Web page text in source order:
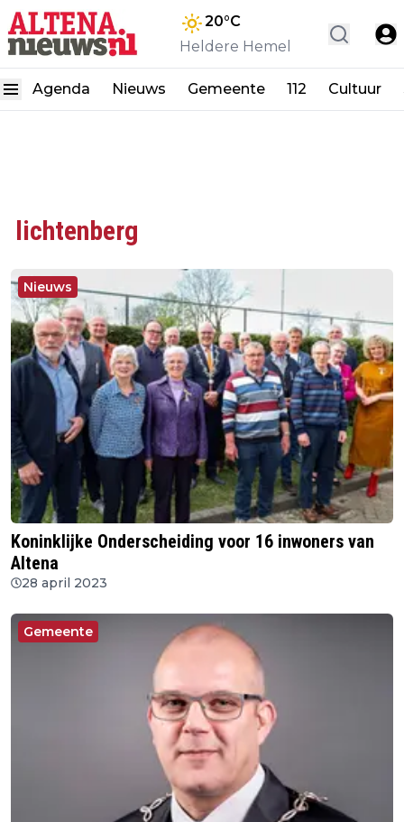
20°C
Heldere Hemel
Agenda Nieuws Gemeente 112 Cultuur
lichtenberg
Nieuws
Koninklijke Onderscheiding voor 16 inwoners van
Altena
28 april 2023
Gemeente